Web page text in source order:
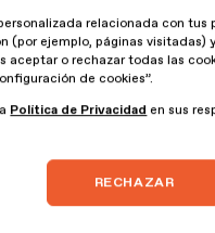
está comenzando de
de adornos, o por lo
dar solución a un problema
estos, además, contribuyó
han hecho que cobre
relacionada con tus
(por ejemplo, páginas visitadas)
o rechazar todas las
de cookies”.
Política de Privacidad en sus
RECHAZAR